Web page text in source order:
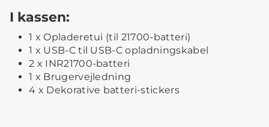
I kassen:
1 x Opladeretui (til 21700-batteri)
1 x USB-C til USB-C opladningskabel
2 x INR21700-batteri
1 x Brugervejledning
4 x Dekorative batteri-stickers